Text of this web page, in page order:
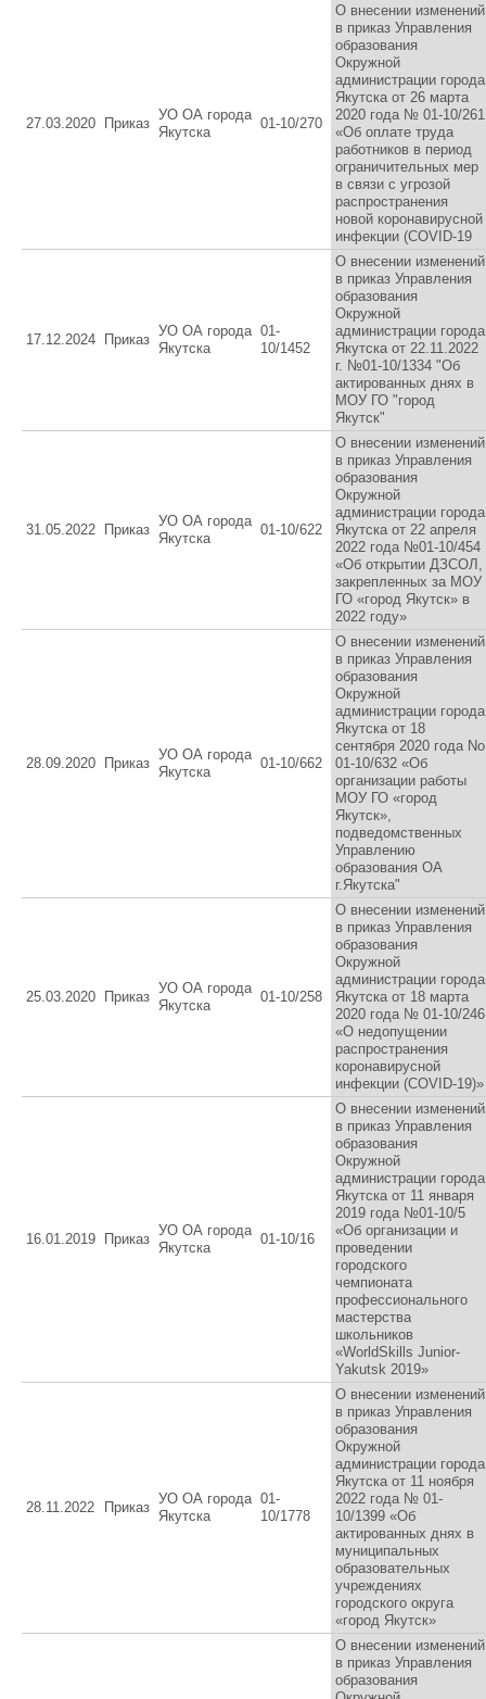
27.03.2020 Приказ
УО ОА города
Якутска
01-10/270
О внесении изменений
в приказ Управления
образования
Окружной
администрации города
Якутска от 26 марта
2020 года № 01-10/261
«Об оплате труда
работников в период
ограничительных мер
в связи с угрозой
распространения
новой коронавирусной
инфекции (COVID-19
17.12.2024 Приказ
УО ОА города
Якутска
01-
10/1452
О внесении изменений
в приказ Управления
образования
Окружной
администрации города
Якутска от 22.11.2022
г. №01-10/1334 "Об
актированных днях в
МОУ ГО "город
Якутск"
31.05.2022 Приказ
УО ОА города
Якутска
01-10/622
О внесении изменений
в приказ Управления
образования
Окружной
администрации города
Якутска от 22 апреля
2022 года №01-10/454
«Об открытии ДЗСОЛ,
закрепленных за МОУ
ГО «город Якутск» в
2022 году»
28.09.2020 Приказ
УО ОА города
Якутска
01-10/662
О внесении изменений
в приказ Управления
образования
Окружной
администрации города
Якутска от 18
сентября 2020 года No
01-10/632 «Об
организации работы
МОУ ГО «город
Якутск»,
подведомственных
Управлению
образования ОА
г.Якутска"
25.03.2020 Приказ
УО ОА города
Якутска
01-10/258
О внесении изменений
в приказ Управления
образования
Окружной
администрации города
Якутска от 18 марта
2020 года № 01-10/246
«О недопущении
распространения
коронавирусной
инфекции (COVID-19)»
16.01.2019 Приказ
УО ОА города
Якутска
01-10/16
О внесении изменений
в приказ Управления
образования
Окружной
администрации города
Якутска от 11 января
2019 года №01-10/5
«Об организации и
проведении
городского
чемпионата
профессионального
мастерства
школьников
«WorldSkills Junior-
Yakutsk 2019»
28.11.2022 Приказ
УО ОА города
Якутска
01-
10/1778
О внесении изменений
в приказ Управления
образования
Окружной
администрации города
Якутска от 11 ноября
2022 года № 01-
10/1399 «Об
актированных днях в
муниципальных
образовательных
учреждениях
городского округа
«город Якутск»
О внесении изменений
в приказ Управления
образования